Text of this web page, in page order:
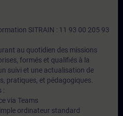
SITRAIN : 11 93 00 205 93
au quotidien des missions
formés et qualifiés à la
suivi et une actualisation de
pratiques, et pédagogiques.
:
via Teams
ordinateur standard